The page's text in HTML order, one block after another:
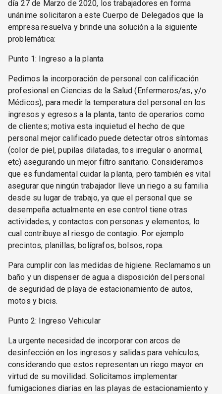
día 27 de Marzo de 2020, los trabajadores en forma
unánime solicitaron a este Cuerpo de Delegados que la
empresa resuelva y brinde una solución a la siguiente
problemática:
Punto 1: Ingreso a la planta
Pedimos la incorporación de personal con calificación
profesional en Ciencias de la Salud (Enfermeros/as, y/o
Médicos), para medir la temperatura del personal en los
ingresos y egresos a la planta, tanto de operarios como
de clientes; motiva esta inquietud el hecho de que
personal mejor calificado puede detectar otros síntomas
(color de piel, pupilas dilatadas, tos irregular o anormal,
etc) asegurando un mejor filtro sanitario. Consideramos
que es fundamental cuidar la planta, pero también es vital
asegurar que ningún trabajador lleve un riego a su familia
desde su lugar de trabajo, ya que el personal que se
desempeña actualmente en ese control tiene otras
actividades, y contactos con personas y elementos, lo
cual contribuye al riesgo de contagio. Por ejemplo
precintos, planillas, bolígrafos, bolsos, ropa.
Para cumplir con las medidas de higiene. Reclamamos un
baño y un dispenser de agua a disposición del personal
de seguridad de playa de estacionamiento de autos,
motos y bicis.
Punto 2: Ingreso Vehicular
La urgente necesidad de incorporar con arcos de
desinfección en los ingresos y salidas para vehículos,
considerando que estos representan un riego mayor en
virtud de su movilidad. Solicitamos implementar
fumigaciones diarias en las playas de estacionamiento y